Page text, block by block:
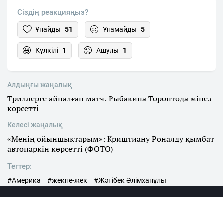
Сіздің реакцияңыз?
Ұнайды 51 Ұнамайды 5
Күлкілі 1 Ашулы 1
Алдыңғы жаңалық
Триллерге айналған матч: Рыбакина Торонтода мінез
көрсетті
Келесі жаңалық
«Менің ойыншықтарым»: Криштиану Роналду қымбат
автопаркін көрсетті (ФОТО)
Тегтер:
#Америка #жекпе-жек #Жәнібек Әлімханұлы